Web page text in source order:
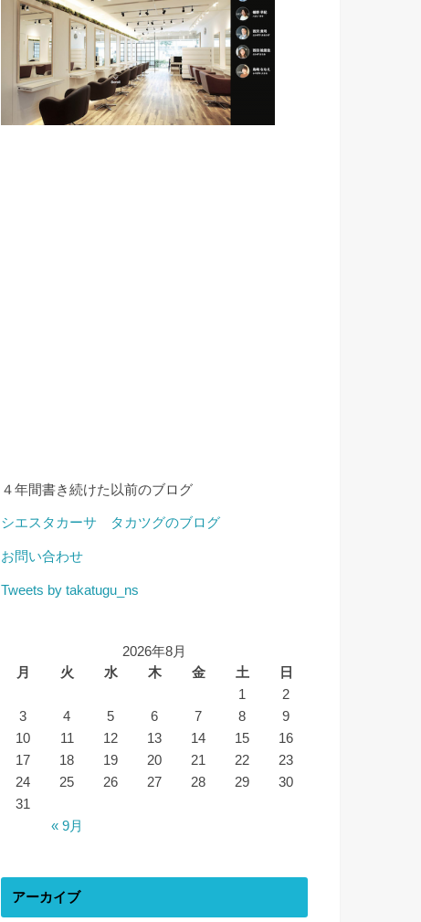
４年間書き続けた以前のブログ
シエスタカーサ タカツグのブログ
お問い合わせ
Tweets by takatugu_ns
2026年8月
月
火 水 木 金 土 日
« 9月
1
2
3
4 5 6 7 8
9
10
11 12 13 14 15
16
17
18 19 20 21 22
23
24
25 26 27 28 29
30
31
アーカイブ